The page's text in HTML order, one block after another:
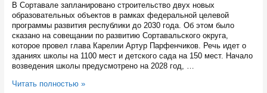
В Сортавале запланировано строительство двух новых
образовательных объектов в рамках федеральной целевой
программы развития республики до 2030 года. Об этом было
сказано на совещании по развитию Сортавальского округа,
которое провел глава Карелии Артур Парфенчиков. Речь идет о
зданиях школы на 1100 мест и детского сада на 150 мест. Начало
возведения школы предусмотрено на 2028 год, …
В
Читать полностью »